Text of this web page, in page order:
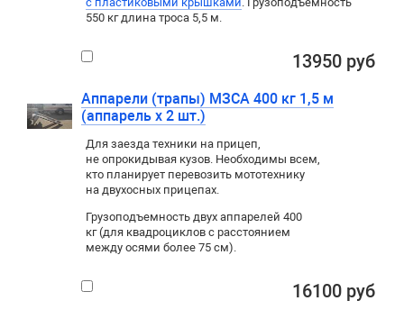
550 кг длина троса 5,5 м.
13950 руб
Аппарели (трапы) МЗСА 400 кг 1,5 м
(аппарель х 2 шт.)
Для заезда техники на прицеп,
не опрокидывая кузов. Необходимы всем,
кто планирует перевозить мототехнику
на двухосных прицепах.
Грузоподъемность двух аппарелей 400
кг (для квадроциклов с расстоянием
между осями более 75 см).
16100 руб